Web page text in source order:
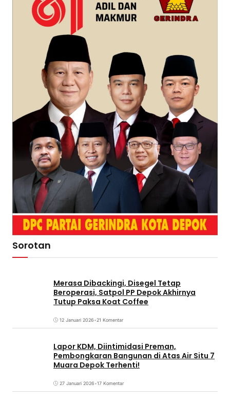
Sorotan
Merasa Dibackingi, Disegel Tetap
Beroperasi, Satpol PP Depok Akhirnya
Tutup Paksa Koat Coffee
12 Januari 2026•21 Komentar
Lapor KDM, Diintimidasi Preman,
Pembongkaran Bangunan di Atas Air Situ 7
Muara Depok Terhenti!
27 Januari 2026•17 Komentar